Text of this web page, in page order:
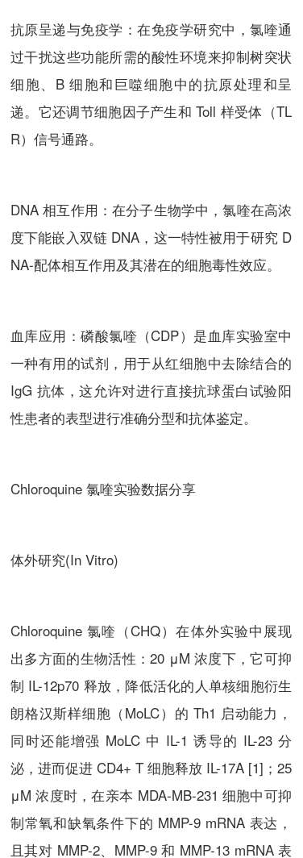
抗原呈递与免疫学：在免疫学研究中，氯喹通
过干扰这些功能所需的酸性环境来抑制树突状
细胞、B 细胞和巨噬细胞中的抗原处理和呈
递。它还调节细胞因子产生和 Toll 样受体（TL
R）信号通路。
DNA 相互作用：在分子生物学中，氯喹在高浓
度下能嵌入双链 DNA，这一特性被用于研究 D
NA-配体相互作用及其潜在的细胞毒性效应。
血库应用：磷酸氯喹 （CDP）是血库实验室中
一种有用的试剂，用于从红细胞中去除结合的
IgG 抗体，这允许对进行直接抗球蛋白试验阳
性患者的表型进行准确分型和抗体鉴定。
Chloroquine 氯喹实验数据分享
体外研究(In Vitro)
Chloroquine 氯喹（CHQ）在体外实验中展现
出多方面的生物活性：20 μM 浓度下，它可抑
制 IL-12p70 释放，降低活化的人单核细胞衍生
朗格汉斯样细胞（MoLC）的 Th1 启动能力，
同时还能增强 MoLC 中 IL-1 诱导的 IL-23 分
泌，进而促进 CD4+ T 细胞释放 IL-17A [1]；25
μM 浓度时，在亲本 MDA-MB-231 细胞中可抑
制常氧和缺氧条件下的 MMP-9 mRNA 表达，
且其对 MMP-2、MMP-9 和 MMP-13 mRNA 表